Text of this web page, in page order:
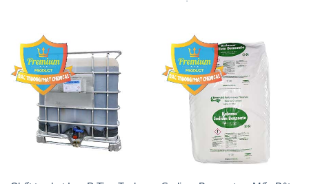
Chất tạo bọt Las P Tico Tank
IBC Bồn Việt Nam
Sodium Benzoate – Mốc Bột
Kalama Food Grade Mỹ Usa